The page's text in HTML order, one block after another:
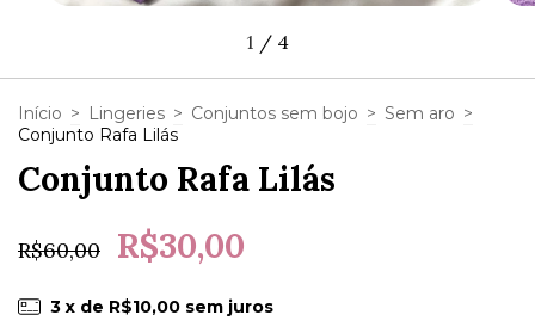
1 / 4
Início > Lingeries > Conjuntos sem bojo > Sem aro >
Conjunto Rafa Lilás
Conjunto Rafa Lilás
R$60,00 R$30,00
3 x de R$10,00 sem juros